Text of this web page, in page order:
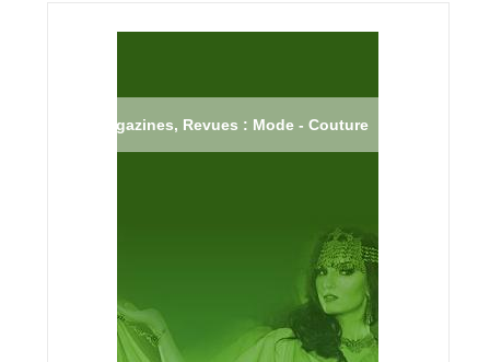
Magazines, Revues : Mode - Couture